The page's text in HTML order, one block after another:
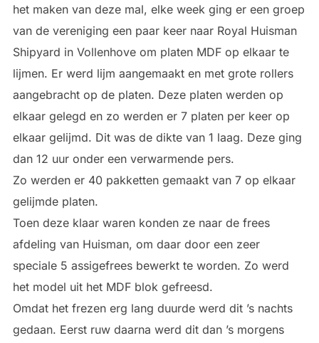
het maken van deze mal, elke week ging er een groep
van de vereniging een paar keer naar Royal Huisman
Shipyard in Vollenhove om platen MDF op elkaar te
lijmen. Er werd lijm aangemaakt en met grote rollers
aangebracht op de platen. Deze platen werden op
elkaar gelegd en zo werden er 7 platen per keer op
elkaar gelijmd. Dit was de dikte van 1 laag. Deze ging
dan 12 uur onder een verwarmende pers.
Zo werden er 40 pakketten gemaakt van 7 op elkaar
gelijmde platen.
Toen deze klaar waren konden ze naar de frees
afdeling van Huisman, om daar door een zeer
speciale 5 assigefrees bewerkt te worden. Zo werd
het model uit het MDF blok gefreesd.
Omdat het frezen erg lang duurde werd dit ’s nachts
gedaan. Eerst ruw daarna werd dit dan ’s morgens